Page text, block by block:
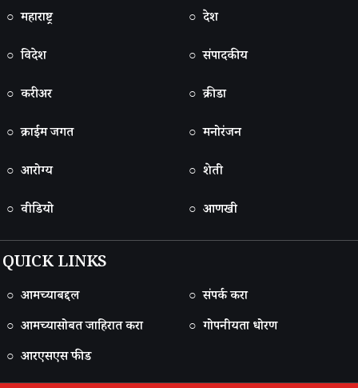
○ महाराष्ट्र
○ देश
○ विदेश
○ संपादकीय
○ करीअर
○ क्रीडा
○ क्राईम जगत
○ मनोरंजन
○ आरोग्य
○ शेती
○ वीडियो
○ आणखी
QUICK LINKS
○ आमच्याबद्दल
○ संपर्क करा
○ आमच्यासोबत जाहिरात करा
○ गोपनीयता धोरण
○ आरएसएस फीड